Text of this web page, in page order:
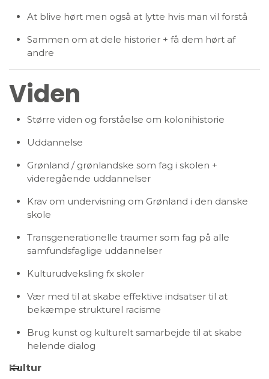
At blive hørt men også at lytte hvis man vil forstå
Sammen om at dele historier + få dem hørt af
andre
Viden
Større viden og forståelse om kolonihistorie
Uddannelse
Grønland / grønlandske som fag i skolen +
videregående uddannelser
Krav om undervisning om Grønland i den danske
skole
Transgenerationelle traumer som fag på alle
samfundsfaglige uddannelser
Kulturudveksling fx skoler
Vær med til at skabe effektive indsatser til at
bekæmpe strukturel racisme
Brug kunst og kulturelt samarbejde til at skabe
helende dialog
Kultur